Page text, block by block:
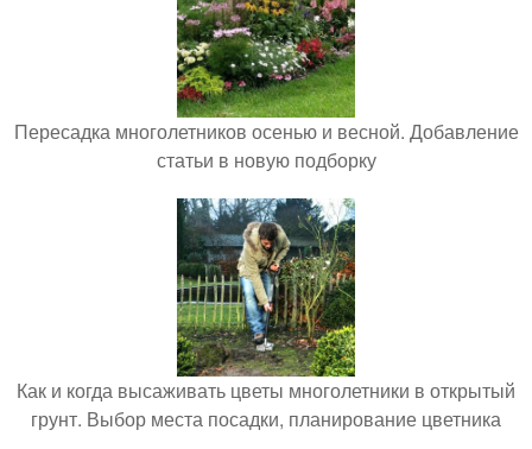
Пересадка многолетников осенью и весной. Добавление
статьи в новую подборку
Как и когда высаживать цветы многолетники в открытый
грунт. Выбор места посадки, планирование цветника